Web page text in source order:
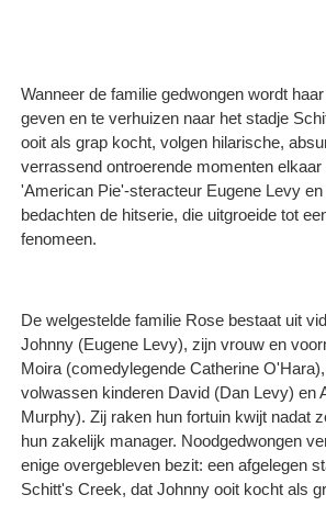
Wanneer de familie gedwongen wordt
geven en te verhuizen naar het stadje
ooit als grap kocht, volgen hilarische,
verrassend ontroerende momenten elkaar
'American Pie'-steracteur Eugene Levy
bedachten de hitserie, die uitgroeide tot
fenomeen.
De welgestelde familie Rose bestaat uit
Johnny (Eugene Levy), zijn vrouw en
Moira (comedylegende Catherine
volwassen kinderen David (Dan Levy) en
Murphy). Zij raken hun fortuin kwijt nadat
hun zakelijk manager. Noodgedwongen
enige overgebleven bezit: een afgelegen
Schitt's Creek, dat Johnny ooit kocht als